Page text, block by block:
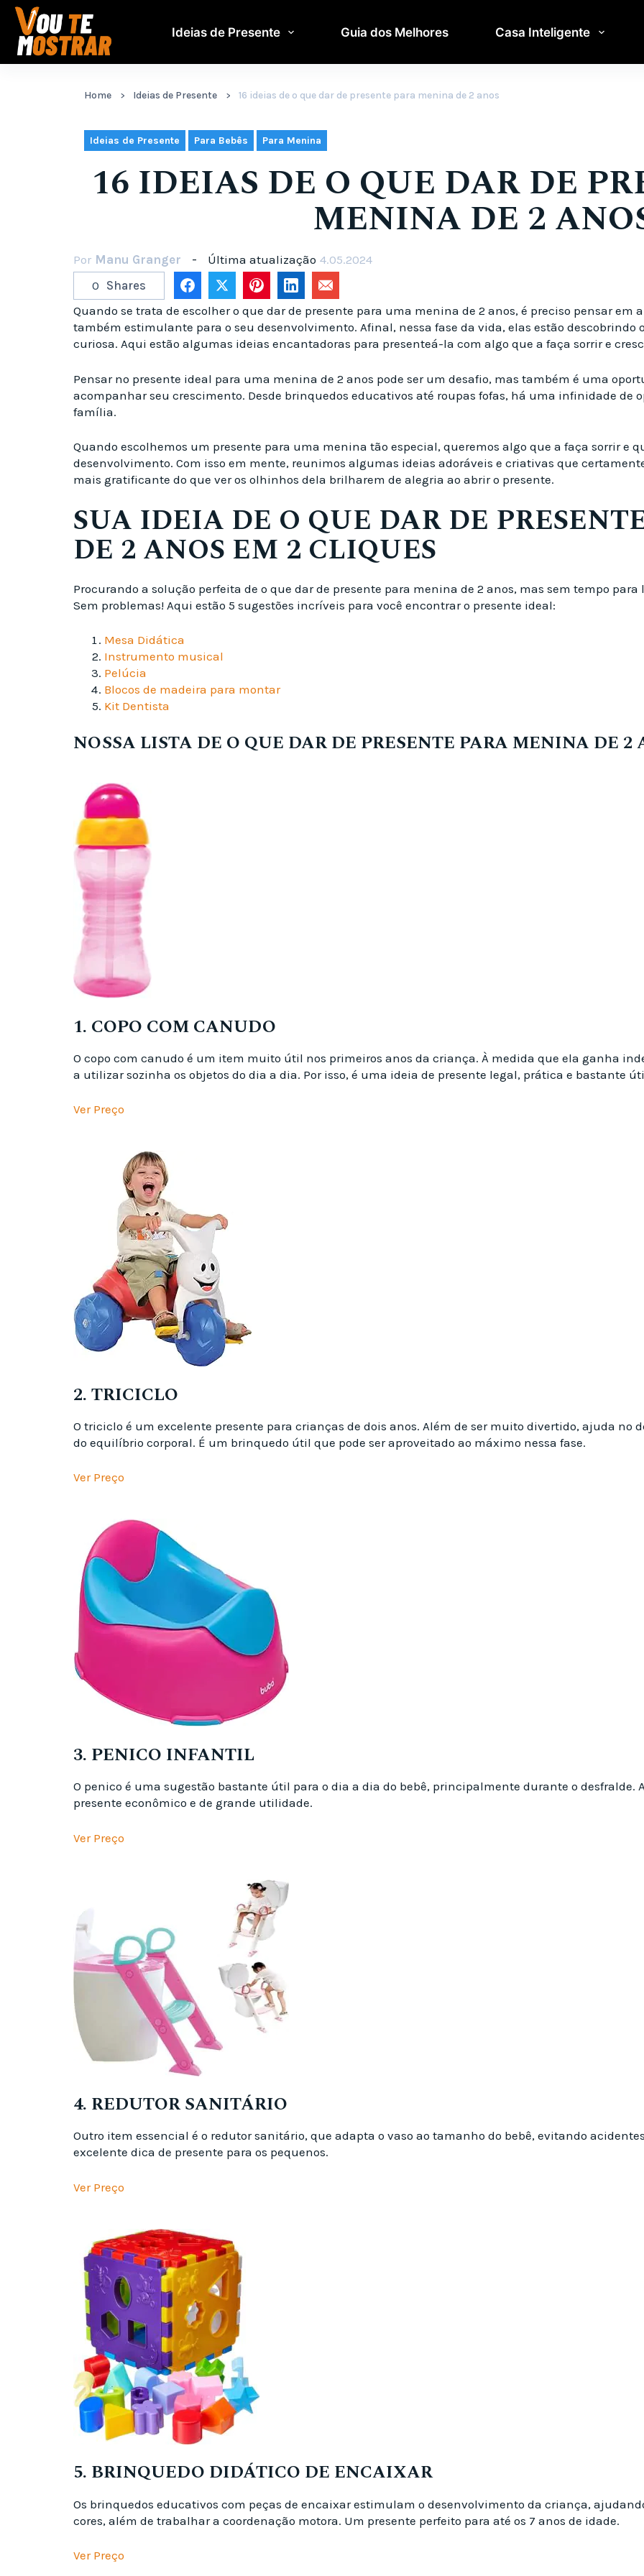
Pular
para
conteúdo
Ideias de Presente Guia dos Melhores Casa Inteligente
Home Ideias de Presente 16 ideias de o que dar de presente para menina de 2 anos
Ideias de Presente Para Bebês Para Menina
16 IDEIAS DE O QUE DAR DE
MENINA DE 2
Por Manu Granger Última atualização 4.05.2024
0 Shares
Quando se trata de escolher o que dar de presente para uma menina de 2 anos, é preciso pensar em
também estimulante para o seu desenvolvimento. Afinal, nessa fase da vida, elas estão descobrindo
curiosa. Aqui estão algumas ideias encantadoras para presenteá-la com algo que a faça sorrir e
Pensar no presente ideal para uma menina de 2 anos pode ser um desafio, mas também é uma
acompanhar seu crescimento. Desde brinquedos educativos até roupas fofas, há uma infinidade de
família.
Quando escolhemos um presente para uma menina tão especial, queremos algo que a faça sorrir e
desenvolvimento. Com isso em mente, reunimos algumas ideias adoráveis e criativas que
mais gratificante do que ver os olhinhos dela brilharem de alegria ao abrir o presente.
SUA IDEIA DE O QUE DAR DE
DE 2 ANOS EM 2 CLIQUES
Procurando a solução perfeita de o que dar de presente para menina de 2 anos, mas sem tempo
Sem problemas! Aqui estão 5 sugestões incríveis para você encontrar o presente ideal:
Mesa Didática
Instrumento musical
Pelúcia
Blocos de madeira para montar
Kit Dentista
NOSSA LISTA DE O QUE DAR DE PRESENTE PARA MENINA DE 2
1. COPO COM CANUDO
O copo com canudo é um item muito útil nos primeiros anos da criança. À medida que ela ganha
a utilizar sozinha os objetos do dia a dia. Por isso, é uma ideia de presente legal, prática e bastante
Ver Preço
2. TRICICLO
O triciclo é um excelente presente para crianças de dois anos. Além de ser muito divertido, ajuda no
do equilíbrio corporal. É um brinquedo útil que pode ser aproveitado ao máximo nessa fase.
Ver Preço
3. PENICO INFANTIL
O penico é uma sugestão bastante útil para o dia a dia do bebê, principalmente durante o desfralde.
presente econômico e de grande utilidade.
Ver Preço
4. REDUTOR SANITÁRIO
Outro item essencial é o redutor sanitário, que adapta o vaso ao tamanho do bebê, evitando
excelente dica de presente para os pequenos.
Ver Preço
5. BRINQUEDO DIDÁTICO DE ENCAIXAR
Os brinquedos educativos com peças de encaixar estimulam o desenvolvimento da criança,
cores, além de trabalhar a coordenação motora. Um presente perfeito para até os 7 anos de idade.
Ver Preço